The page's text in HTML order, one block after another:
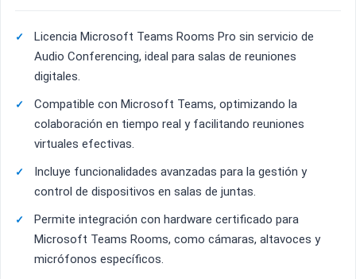
Licencia Microsoft Teams Rooms Pro sin servicio de
Audio Conferencing, ideal para salas de reuniones
digitales.
Compatible con Microsoft Teams, optimizando la
colaboración en tiempo real y facilitando reuniones
virtuales efectivas.
Incluye funcionalidades avanzadas para la gestión y
control de dispositivos en salas de juntas.
Permite integración con hardware certificado para
Microsoft Teams Rooms, como cámaras, altavoces y
micrófonos específicos.